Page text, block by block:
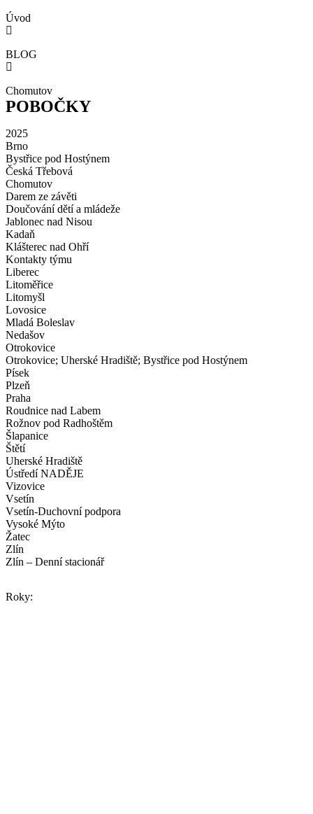
Úvod
BLOG
Chomutov
POBOČKY
2025
Brno
Bystřice pod Hostýnem
Česká Třebová
Chomutov
Darem ze závěti
Doučování dětí a mládeže
Jablonec nad Nisou
Kadaň
Klášterec nad Ohří
Kontakty týmu
Liberec
Litoměřice
Litomyšl
Lovosice
Mladá Boleslav
Nedašov
Otrokovice
Otrokovice; Uherské Hradiště; Bystřice pod Hostýnem
Písek
Plzeň
Praha
Roudnice nad Labem
Rožnov pod Radhoštěm
Šlapanice
Štětí
Uherské Hradiště
Ústředí NADĚJE
Vizovice
Vsetín
Vsetín-Duchovní podpora
Vysoké Mýto
Žatec
Zlín
Zlín – Denní stacionář
Roky: